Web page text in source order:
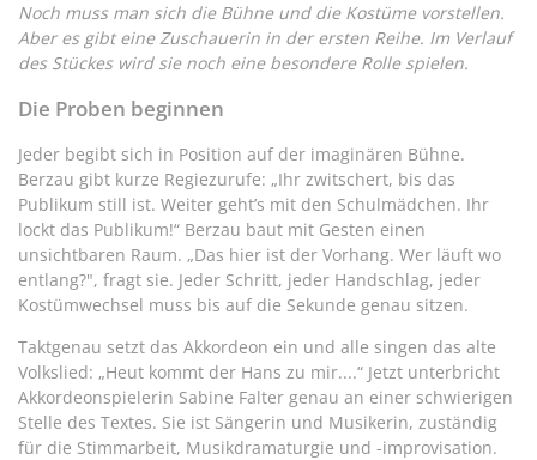
Noch muss man sich die Bühne und die Kostüme vorstellen.
Aber es gibt eine Zuschauerin in der ersten Reihe. Im Verlauf
des Stückes wird sie noch eine besondere Rolle spielen.
Die Proben beginnen
Jeder begibt sich in Position auf der imaginären Bühne.
Berzau gibt kurze Regiezurufe: „Ihr zwitschert, bis das
Publikum still ist. Weiter geht’s mit den Schulmädchen. Ihr
lockt das Publikum!“ Berzau baut mit Gesten einen
unsichtbaren Raum. „Das hier ist der Vorhang. Wer läuft wo
entlang?", fragt sie. Jeder Schritt, jeder Handschlag, jeder
Kostümwechsel muss bis auf die Sekunde genau sitzen.
Taktgenau setzt das Akkordeon ein und alle singen das alte
Volkslied: „Heut kommt der Hans zu mir....“ Jetzt unterbricht
Akkordeonspielerin Sabine Falter genau an einer schwierigen
Stelle des Textes. Sie ist Sängerin und Musikerin, zuständig
für die Stimmarbeit, Musikdramaturgie und -improvisation.